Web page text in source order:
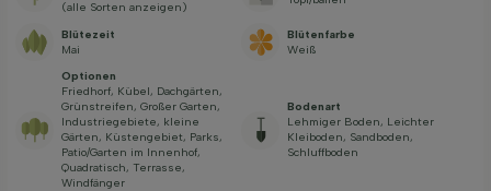
(alle Sorten anzeigen)
Blütezeit
Mai
Blütenfarbe
Weiß
Optionen
Friedhorf, Kübel, Dachgärten,
Grünstreifen, Großer Garten,
Industriegebiete, kleine
Gärten, Küstengebiet, Parks,
Patio/Garten im Innenhof,
Quadratisch, Terrasse,
Windfänger
Bodenart
Lehmiger Boden, Leichter
Kleiboden, Sandboden,
Schluffboden